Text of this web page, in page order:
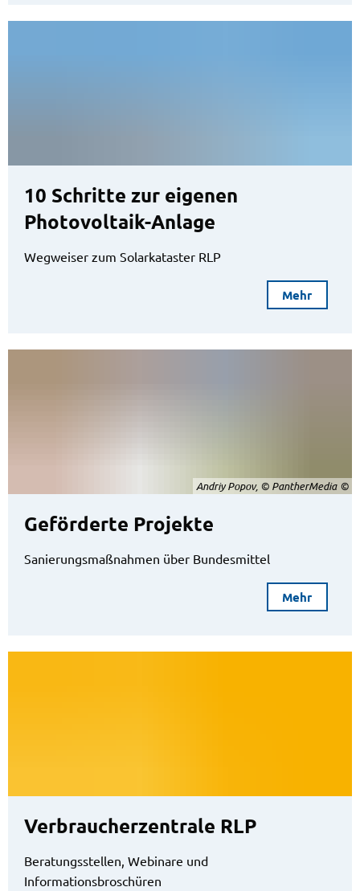
10 Schritte zur eigenen
Photovoltaik-Anlage
Wegweiser zum Solarkataster RLP
Mehr
Andriy Popov, © PantherMedia
Geförderte Projekte
Sanierungsmaßnahmen über Bundesmittel
Mehr
Verbraucherzentrale RLP
Beratungsstellen, Webinare und
Informationsbroschüren